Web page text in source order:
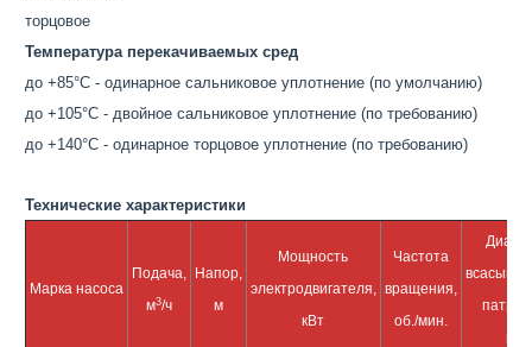
торцовое
Температура перекачиваемых сред
до +85°С - одинарное сальниковое уплотнение (по умолчанию)
до +105°С - двойное сальниковое уплотнение (по требованию)
до +140°С - одинарное торцовое уплотнение (по требованию)
Технические характеристики
Марка насоса
Подача,
м3/ч
Напор,
м
Мощность
электродвигателя,
кВт
Частота
вращения,
об./мин.
мм